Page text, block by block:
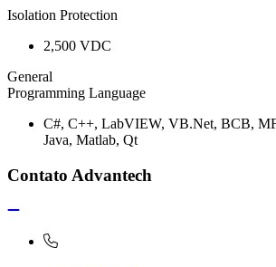
Isolation Protection
2,500 VDC
General
Programming Language
C#, C++, LabVIEW, VB.Net, BCB,
Java, Matlab, Qt
Contato Advantech